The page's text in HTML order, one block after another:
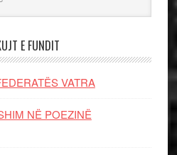
E FUNDIT
VATRA
NË POEZINË